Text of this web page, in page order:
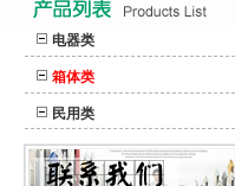
电器类
箱体类
民用类